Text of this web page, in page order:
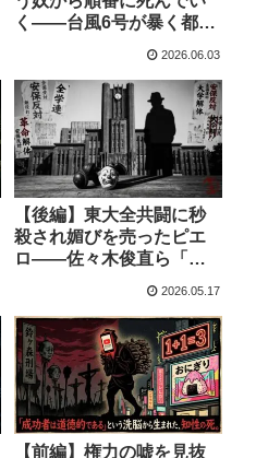
く――台風6号が暴く都市
2026.06.03
【後編】東大全共闘に秒
殺され媚びを売ったピエ
ロ——佐々木俊直ら「フ
2026.05.17
【前編】権力の嘘を見抜